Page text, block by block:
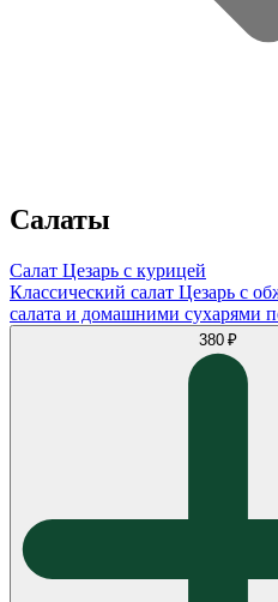
Салаты
Салат Цезарь с курицей
Классический салат Цезарь с
салата и домашними сухарями
380 ₽